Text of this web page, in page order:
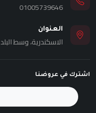
01005739646
العنوان
الاسكندرية، وسط البلد
اشترك في عروضنا